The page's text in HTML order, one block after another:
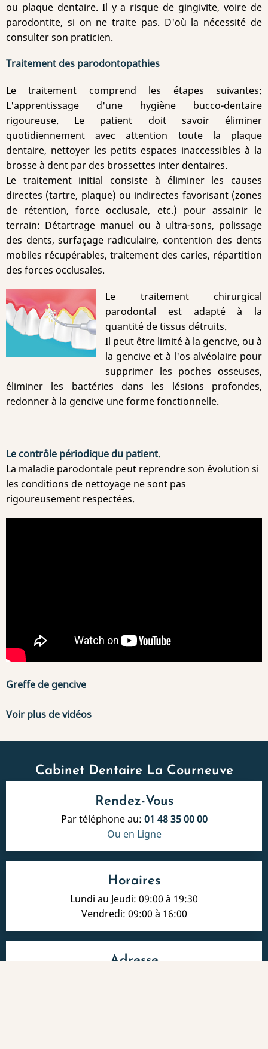
ou plaque dentaire. Il y a risque de gingivite, voire de
parodontite, si on ne traite pas. D'où la nécessité de
consulter son praticien.
Traitement des parodontopathies
Le traitement comprend les étapes suivantes:
L'apprentissage d'une hygiène bucco-dentaire
rigoureuse. Le patient doit savoir éliminer
quotidiennement avec attention toute la plaque
dentaire, nettoyer les petits espaces inaccessibles à la
brosse à dent par des brossettes inter dentaires.
Le traitement initial consiste à éliminer les causes
directes (tartre, plaque) ou indirectes favorisant (zones
de rétention, force occlusale, etc.) pour assainir le
terrain: Détartrage manuel ou à ultra-sons, polissage
des dents, surfaçage radiculaire, contention des dents
mobiles récupérables, traitement des caries, répartition
des forces occlusales.
Le traitement chirurgical
parodontal est adapté à la
quantité de tissus détruits.
Il peut être limité à la gencive, ou à
la gencive et à l'os alvéolaire pour
supprimer les poches osseuses,
éliminer les bactéries dans les lésions profondes,
redonner à la gencive une forme fonctionnelle.
Le contrôle périodique du patient.
La maladie parodontale peut reprendre son évolution si
les conditions de nettoyage ne sont pas
rigoureusement respectées.
Greffe de gencive
Voir plus de vidéos
Cabinet Dentaire La Courneuve
Rendez-Vous
Par téléphone au: 01 48 35 00 00
Ou en Ligne
Horaires
Lundi au Jeudi: 09:00 à 19:30
Vendredi: 09:00 à 16:00
Adresse